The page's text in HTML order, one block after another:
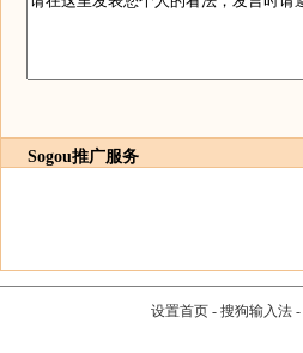
Sogou推广服务
设置首页- 搜狗输入法-